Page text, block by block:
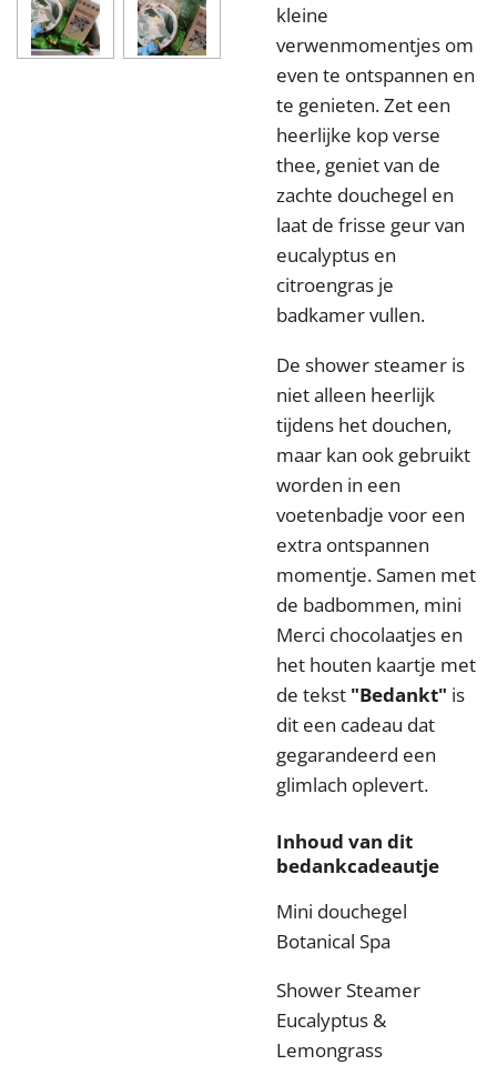
kleine
verwenmomentjes om
even te ontspannen en
te genieten. Zet een
heerlijke kop verse
thee, geniet van de
zachte douchegel en
laat de frisse geur van
eucalyptus en
citroengras je
badkamer vullen.
De shower steamer is
niet alleen heerlijk
tijdens het douchen,
maar kan ook gebruikt
worden in een
voetenbadje voor een
extra ontspannen
momentje. Samen met
de badbommen, mini
Merci chocolaatjes en
het houten kaartje met
de tekst "Bedankt" is
dit een cadeau dat
gegarandeerd een
glimlach oplevert.
Inhoud van dit
bedankcadeautje
Mini douchegel
Botanical Spa
Shower Steamer
Eucalyptus &
Lemongrass